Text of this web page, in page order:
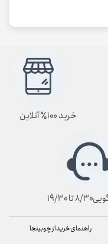
راهنمای خرید از چوبینجا
۱۹/۳۰
خرید ۱۰۰٪ آنلاین